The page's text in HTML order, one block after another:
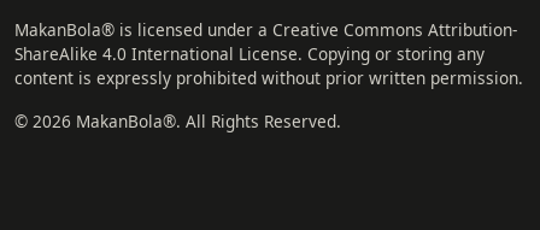
MakanBola® is licensed under a Creative Commons Attribution-
ShareAlike 4.0 International License. Copying or storing any
content is expressly prohibited without prior written permission.
© 2026 MakanBola®. All Rights Reserved.